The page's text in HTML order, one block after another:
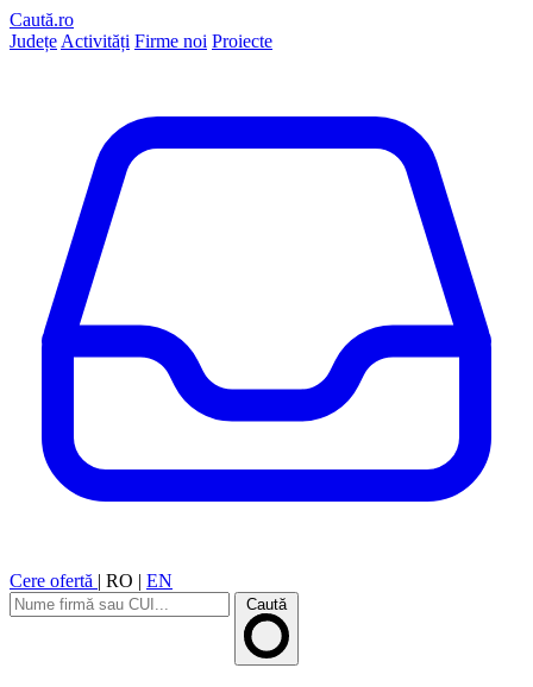
Caută.ro
Județe Activități Firme noi Proiecte
Cere ofertă | RO | EN
Caută